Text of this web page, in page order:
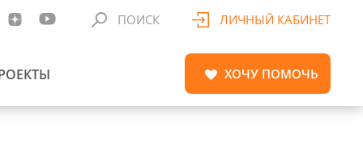
ПОИСК ЛИЧНЫЙ КАБИНЕТ
ХОЧУ ПОМОЧЬ